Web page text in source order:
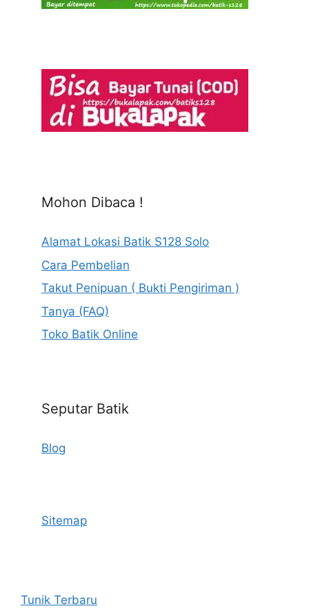
Mohon Dibaca !
Alamat Lokasi Batik S128 Solo
Cara Pembelian
Takut Penipuan ( Bukti Pengiriman )
Tanya (FAQ)
Toko Batik Online
Seputar Batik
Blog
Sitemap
Tunik Terbaru